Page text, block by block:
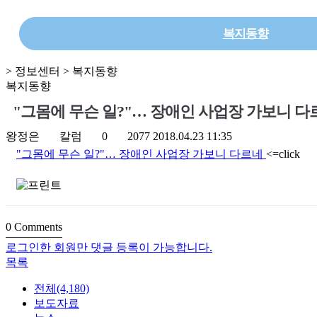
복지동향
> 정보센터 > 복지동향
복지동향
"그몸에 무슨 일?"… 장애인 사업장 가보니 다
왕정은 칼럼 0 2077 2018.04.23 11:35
"그몸에 무슨 일?"… 장애인 사업장 가보니 다르네 <=click
0 Comments
로그인한 회원만 댓글 등록이 가능합니다.
목록
전체(4,180)
보도자료